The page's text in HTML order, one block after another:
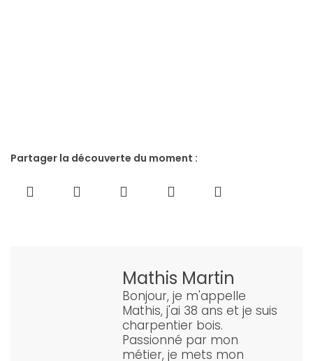
Partager la découverte du moment :
Mathis Martin
Bonjour, je m'appelle
Mathis, j'ai 38 ans et je suis
charpentier bois.
Passionné par mon
métier, je mets mon